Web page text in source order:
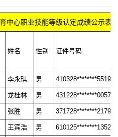
中心职业技能等级认定成绩公示表
姓名 性别 证件号码
李永琪 男 410328********5519
龙桂林 男 431228********0057
张胜 男 371728********2179
王宾浩 男 610125********1352